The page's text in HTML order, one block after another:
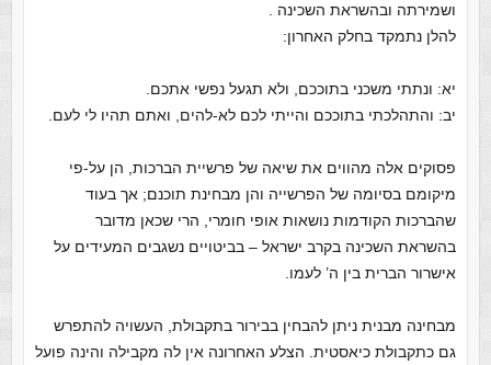
ושמירתה ובהשראת השכינה .
להלן נתמקד בחלק האחרון:
יא: ונתתי משכני בתוככם, ולא תגעל נפשי אתכם.
יב: והתהלכתי בתוככם והייתי לכם לא-להים, ואתם תהיו לי לעם.
פסוקים אלה מהווים את שיאה של פרשיית הברכות, הן על-פי
מיקומם בסיומה של הפרשייה והן מבחינת תוכנם; אך בעוד
שהברכות הקודמות נושאות אופי חומרי, הרי שכאן מדובר
בהשראת השכינה בקרב ישראל – בביטויים נשגבים המעידים על
אישרור הברית בין ה’ לעמו.
מבחינה מבנית ניתן להבחין בבירור בתקבולת, העשויה להתפרש
גם כתקבולת כיאסטית. הצלע האחרונה אין לה מקבילה והינה פועל